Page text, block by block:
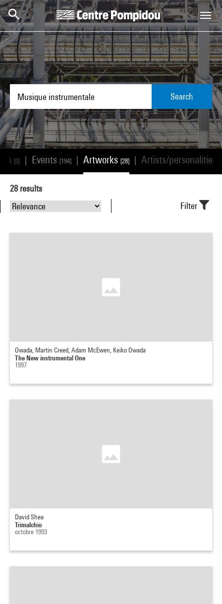
Skip to main content
Centre Pompidou
Search
[0] Events [194] Artworks [28] Artists/personalities
28 results
Filter
Owada, Martin Creed, Adam McEwen, Keiko Owada
The New instrumental One
1997
David Shea
Trimalchio
octobre 1993